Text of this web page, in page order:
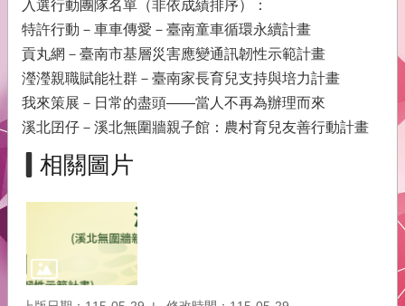
開
放
政
府
青
年
事
務
入選行動團隊名單（非依成績排序）：
特許行動－車車傳愛－臺南童車循環永續計畫
貢丸網－臺南市基層災害應變通訊韌性示範計畫
瀅瀅親職賦能社群－臺南家長育兒支持與培力計畫
我來策展－日常的盡頭——當人不再為辦理而來
溪北囝仔－溪北無圍牆親子館：農村育兒友善行動計畫
相關圖片